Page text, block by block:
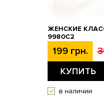
ЖЕНСКИЕ
9980C2
199 грн.
КУПИТЬ
в наличии